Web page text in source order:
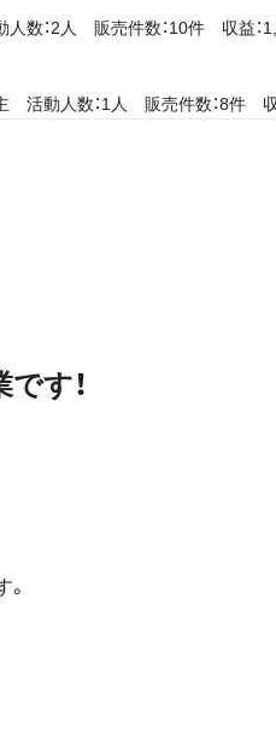
人数：2人 販売件数：10件 収益：
活動人数：1人 販売件数：8件 収
す！